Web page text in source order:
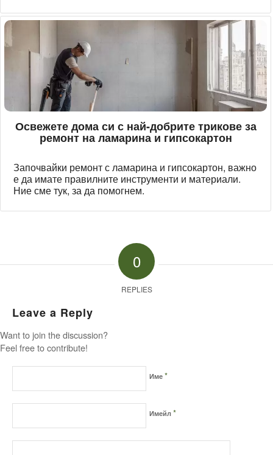
Освежете дома си с най-добрите трикове за
ремонт на ламарина и гипсокартон
Започвайки ремонт с ламарина и гипсокартон, важно
е да имате правилните инструменти и материали.
Ние сме тук, за да помогнем.
0
REPLIES
Leave a Reply
Want to join the discussion?
Feel free to contribute!
Име *
Имейл *